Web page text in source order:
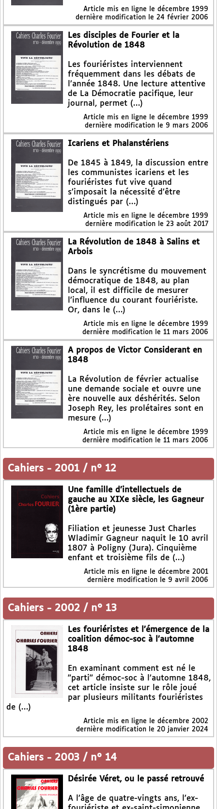
Article mis en ligne le décembre 1999
dernière modification le 24 février 2006
Les disciples de Fourier et la
Révolution de 1848
Les fouriéristes interviennent
fréquemment dans les débats de
l’année 1848. Une lecture attentive
de La Démocratie pacifique, leur
journal, permet (…)
Article mis en ligne le décembre 1999
dernière modification le 9 mars 2006
Icariens et Phalanstériens
De 1845 à 1849, la discussion entre
les communistes icariens et les
fouriéristes fut vive quand
s’imposait la nécessité d’être
distingués par (…)
Article mis en ligne le décembre 1999
dernière modification le 23 août 2017
La Révolution de 1848 à Salins et
Arbois
Dans le syncrétisme du mouvement
démocratique de 1848, au plan
local, il est difficile de mesurer
l’influence du courant fouriériste.
Or, dans le (…)
Article mis en ligne le décembre 1999
dernière modification le 11 mars 2006
A propos de Victor Considerant en
1848
La Révolution de février actualise
une demande sociale et ouvre une
ère nouvelle aux déshérités. Selon
Joseph Rey, les prolétaires sont en
mesure (…)
Article mis en ligne le décembre 1999
dernière modification le 11 mars 2006
Cahiers - 2001 / n° 12
Une famille d’intellectuels de
gauche au XIXe siècle, les Gagneur
(1ère partie)
Filiation et jeunesse Just Charles
Wladimir Gagneur naquit le 10 avril
1807 à Poligny (Jura). Cinquième
enfant et troisième fils de (…)
Article mis en ligne le décembre 2001
dernière modification le 9 avril 2006
Cahiers - 2002 / n° 13
Les fouriéristes et l’émergence de la
coalition démoc-soc à l’automne
1848
En examinant comment est né le
"parti" démoc-soc à l’automne 1848,
cet article insiste sur le rôle joué
par plusieurs militants fouriéristes
de (…)
Article mis en ligne le décembre 2002
dernière modification le 20 janvier 2024
Cahiers - 2003 / n° 14
Désirée Véret, ou le passé retrouvé
A l’âge de quatre-vingts ans, l’ex-